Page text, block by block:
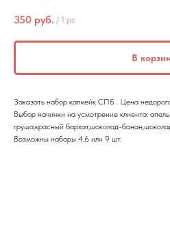
350 руб. / 1 pc
В
Заказать набор капкейк СПБ . Цена
Выбор начинки на усмотрение клиента:
груша,красный бархат,шоколад-
Возможны наборы 4,6 или 9 шт.